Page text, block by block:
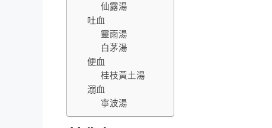
仙露湯
吐血
靈雨湯
白茅湯
便血
桂枝黃土湯
溺血
寧波湯